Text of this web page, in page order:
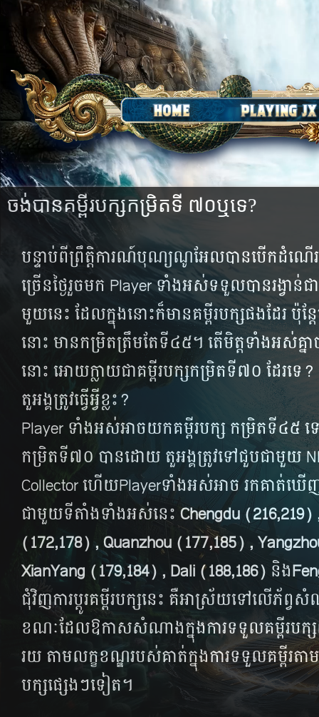
ចង់​បាន​គម្ពីរ​បក្ស​កម្រិត​ទី ៧០​ឬទេ?
បន្ទាប់​ពី​ព្រឹត្តិការណ៍​បុណ្យ​ណូអែល​បាន​បើក​ដំណើ
ច្រើន​ថ្ងៃ​រួច​មក Player ទាំងអស់​ទទួល​បាន​រង្វាន់​ជ
មួយ​នេះ ដែល​ក្នុង​​នោះ​ក៏​មាន​គម្ពីរ​បក្ស​ផង​ដែរ ប៉ុន្ត
នោះ មាន​កម្រិត​ត្រឹម​តែ​ទី​៤៥។ តើ​មិត្ត​ទាំងអស់​គ្នា​
នោះ អោយ​ក្លាយ​ជា​គម្ពីរ​បក្ស​កម្រិត​ទី​៧០ ដែរ​ទេ?
តួអង្គ​ត្រូវ​ធ្វើ​អ្វី​ខ្លះ?
Player ទាំងអស់​អាច​យក​គម្ពីរ​បក្ស កម្រិត​ទី​៤៥ ទ
កម្រិត​ទី​៧០ បាន​ដោយ​ តួអង្គ​ត្រូវ​ទៅ​ជួប​ជាមួយ
Collector ហើយPlayerទាំងអស់​អាច រក​គាត់​ឃ
ជាមួយ​ទី​តាំង​ទាំងអស់​នេះ Chengdu (216,219)
(172,178) , Quanzhou (177,185) ,
XianYang (179,184) , Dali (188,186) និង
ជុំវិញ​ការ​ប្ដូរ​​គម្ពីរ​បក្ស​នេះ គឺ​អាស្រ័យ​ទៅ​លើ​ភ័ព្វ​
ខណៈ​​​ដែល​ឱកាស​សំណាង​ក្នុង​ការ​ទទួល​គម្ពីរ​បក្
រយ​ តាម​លក្ខខណ្ឌ​របស់​គាត់​ក្នុង​ការ​ទទួល​គម្ពីរ​តា
បក្ស​ផ្សេងៗ​ទៀត។